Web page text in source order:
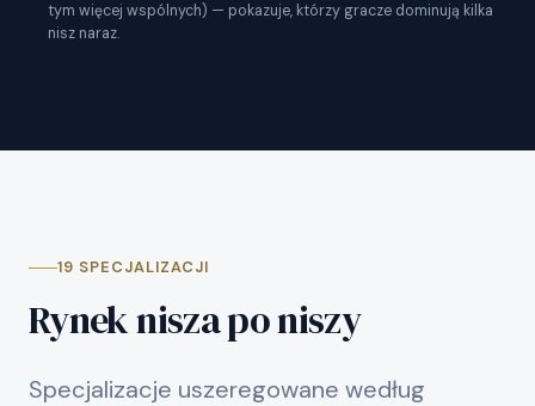
tym więcej wspólnych) — pokazuje, którzy gracze dominują kilka
nisz naraz.
19 SPECJALIZACJI
Rynek nisza po niszy
Specjalizacje uszeregowane według